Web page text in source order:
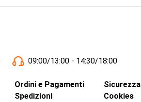
09:00/13:00 - 14:30/18:00
Ordini e Pagamenti
Spedizioni
Sicurezza
Cookies